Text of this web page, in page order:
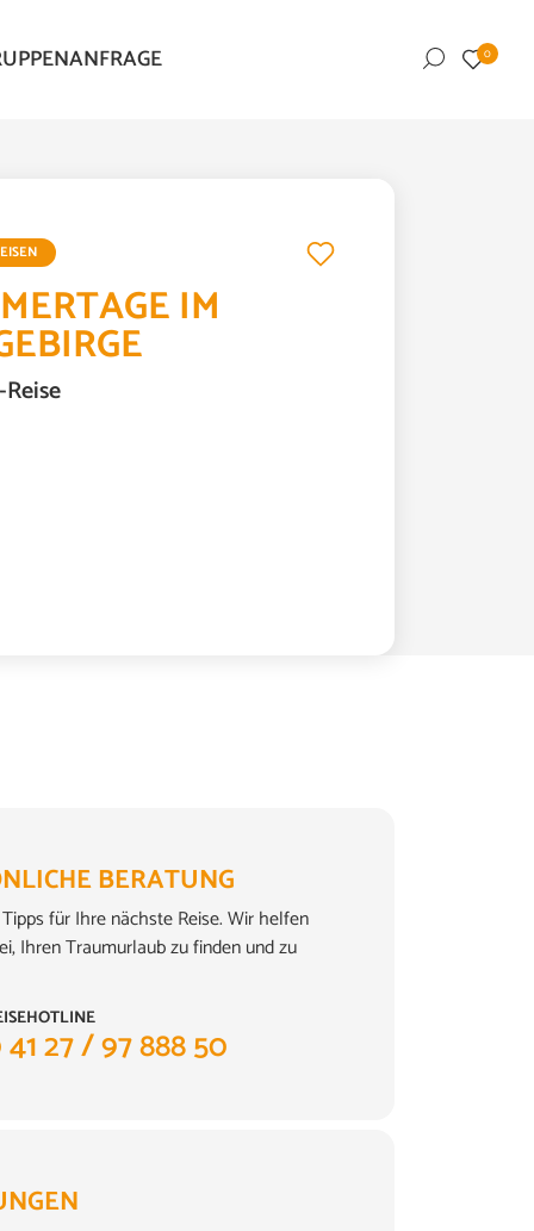
0
IM
BERATUNG
für Ihre nächste Reise. Wir helfen
Ihren Traumurlaub zu finden und zu
27 / 97 888 50